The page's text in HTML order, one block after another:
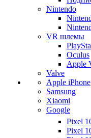
Nintendo
VR шлемы
Oculus
Apple
Valve
Apple iPhone
Samsung
Xiaomi
Google
Pixel
Pixel